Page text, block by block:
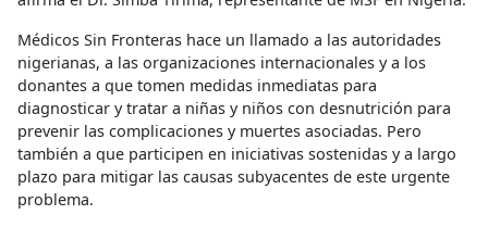
Médicos Sin Fronteras hace un llamado a las autoridades
nigerianas, a las organizaciones internacionales y a los
donantes a que tomen medidas inmediatas para
diagnosticar y tratar a niñas y niños con desnutrición para
prevenir las complicaciones y muertes asociadas. Pero
también a que participen en iniciativas sostenidas y a largo
plazo para mitigar las causas subyacentes de este urgente
problema.